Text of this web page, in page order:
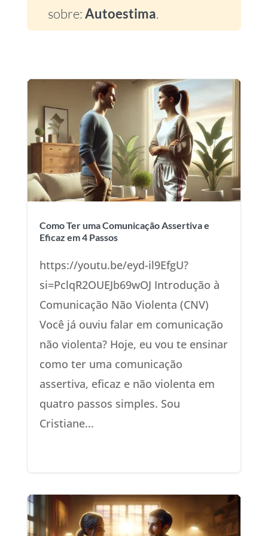
sobre:Autoestima.
Como Ter uma Comunicação Assertiva e
Eficaz em 4 Passos
https://youtu.be/eyd-il9EfgU?
si=PclqR2OUEJb69wOJ Introdução à
Comunicação Não Violenta (CNV)
Você já ouviu falar em comunicação
não violenta? Hoje, eu vou te ensinar
como ter uma comunicação
assertiva, eficaz e não violenta em
quatro passos simples. Sou
Cristiane...